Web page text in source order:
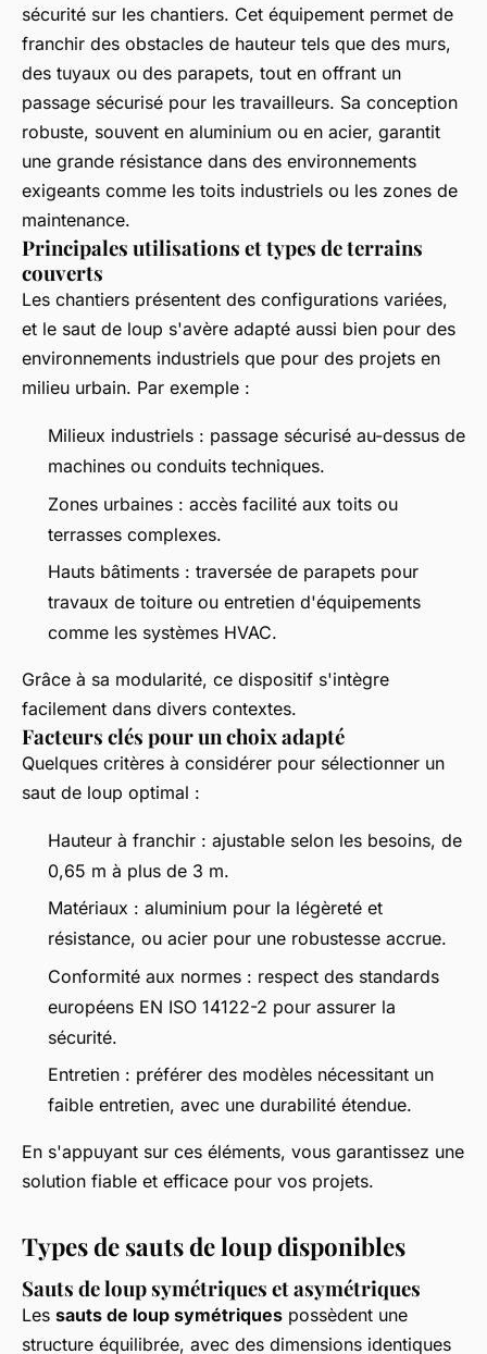
sécurité sur les chantiers. Cet équipement permet de
franchir des obstacles de hauteur tels que des murs,
des tuyaux ou des parapets, tout en offrant un
passage sécurisé pour les travailleurs. Sa conception
robuste, souvent en aluminium ou en acier, garantit
une grande résistance dans des environnements
exigeants comme les toits industriels ou les zones de
maintenance.
Principales utilisations et types de terrains
couverts
Les chantiers présentent des configurations variées,
et le saut de loup s'avère adapté aussi bien pour des
environnements industriels que pour des projets en
milieu urbain. Par exemple :
Milieux industriels : passage sécurisé au-dessus de
machines ou conduits techniques.
Zones urbaines : accès facilité aux toits ou
terrasses complexes.
Hauts bâtiments : traversée de parapets pour
travaux de toiture ou entretien d'équipements
comme les systèmes HVAC.
Grâce à sa modularité, ce dispositif s'intègre
facilement dans divers contextes.
Facteurs clés pour un choix adapté
Quelques critères à considérer pour sélectionner un
saut de loup optimal :
Hauteur à franchir : ajustable selon les besoins, de
0,65 m à plus de 3 m.
Matériaux : aluminium pour la légèreté et
résistance, ou acier pour une robustesse accrue.
Conformité aux normes : respect des standards
européens EN ISO 14122-2 pour assurer la
sécurité.
Entretien : préférer des modèles nécessitant un
faible entretien, avec une durabilité étendue.
En s'appuyant sur ces éléments, vous garantissez une
solution fiable et efficace pour vos projets.
Types de sauts de loup disponibles
Sauts de loup symétriques et asymétriques
Les sauts de loup symétriques possèdent une
structure équilibrée, avec des dimensions identiques